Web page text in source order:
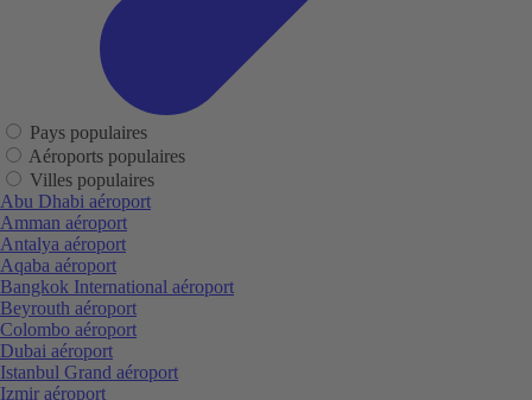
Pays populaires
Aéroports populaires
Villes populaires
Abu Dhabi aéroport
Amman aéroport
Antalya aéroport
Aqaba aéroport
Bangkok International aéroport
Beyrouth aéroport
Colombo aéroport
Dubai aéroport
Istanbul Grand aéroport
Izmir aéroport